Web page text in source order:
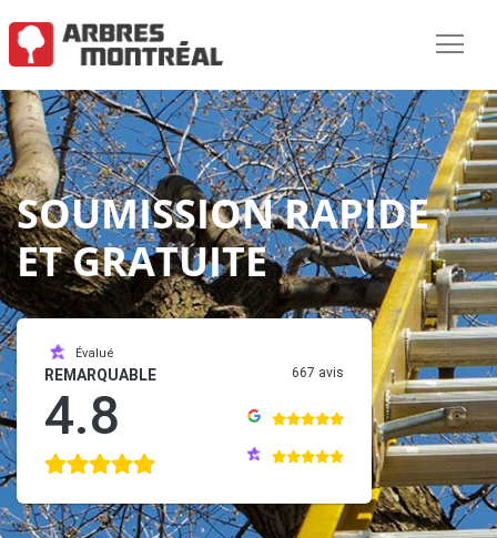
SOUMISSION RAPIDE
ET GRATUITE
Évalué
REMARQUABLE
4.8
667 avis